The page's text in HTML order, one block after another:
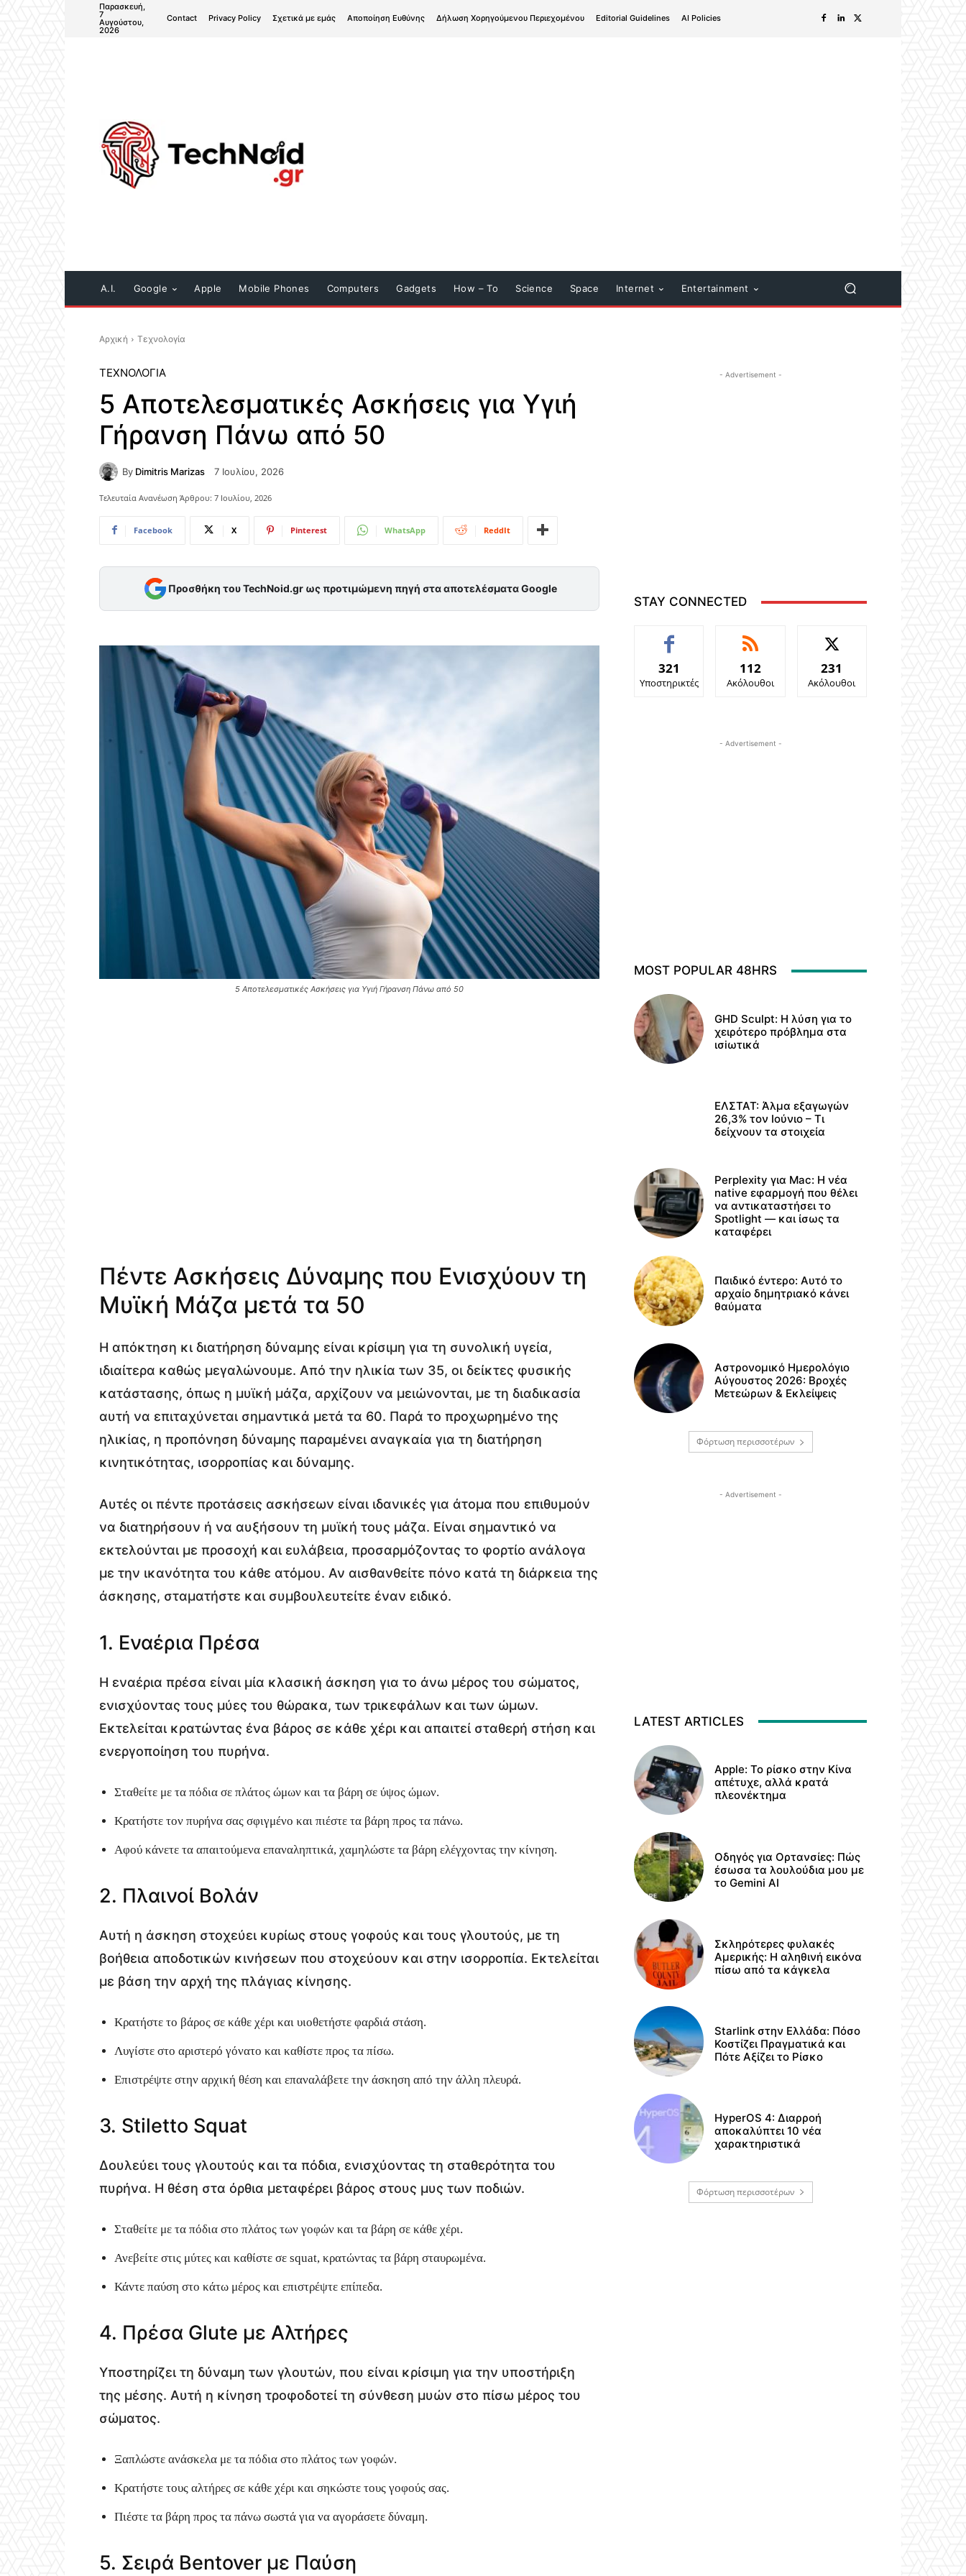
Παρασκευή,
7
Αυγούστου,
2026
Contact Privacy Policy Σχετικά με εμάς Αποποίηση Ευθύνης Δήλωση Χορηγούμενου Περιεχομένου Editorial Guidelines AI Policies
A.I. Google Apple Mobile Phones Computers Gadgets How – To Science Space Internet Entertainment
Αρχική Τεχνολογία
ΤΕΧΝΟΛΟΓΊΑ
5 Αποτελεσματικές Ασκήσεις για Υγιή
Γήρανση Πάνω από 50
By Dimitris Marizas 7 Ιουλίου, 2026
Τελευταία Ανανέωση Άρθρου: 7 Ιουλίου, 2026
Facebook X Pinterest WhatsApp ReddIt
Προσθήκη του TechNoid.gr ως προτιμώμενη πηγή στα αποτελέσματα Google
5 Αποτελεσματικές Ασκήσεις για Υγιή Γήρανση Πάνω από 50
Πέντε Ασκήσεις Δύναμης που Ενισχύουν τη
Μυϊκή Μάζα μετά τα 50
Η απόκτηση κι διατήρηση δύναμης είναι κρίσιμη για τη συνολική υγεία,
ιδιαίτερα καθώς μεγαλώνουμε. Από την ηλικία των 35, οι δείκτες φυσικής
κατάστασης, όπως η μυϊκή μάζα, αρχίζουν να μειώνονται, με τη διαδικασία
αυτή να επιταχύνεται σημαντικά μετά τα 60. Παρά το προχωρημένο της
ηλικίας, η προπόνηση δύναμης παραμένει αναγκαία για τη διατήρηση
κινητικότητας, ισορροπίας και δύναμης.
Αυτές οι πέντε προτάσεις ασκήσεων είναι ιδανικές για άτομα που επιθυμούν
να διατηρήσουν ή να αυξήσουν τη μυϊκή τους μάζα. Είναι σημαντικό να
εκτελούνται με προσοχή και ευλάβεια, προσαρμόζοντας το φορτίο ανάλογα
με την ικανότητα του κάθε ατόμου. Αν αισθανθείτε πόνο κατά τη διάρκεια της
άσκησης, σταματήστε και συμβουλευτείτε έναν ειδικό.
1. Εναέρια Πρέσα
Η εναέρια πρέσα είναι μία κλασική άσκηση για το άνω μέρος του σώματος,
ενισχύοντας τους μύες του θώρακα, των τρικεφάλων και των ώμων.
Εκτελείται κρατώντας ένα βάρος σε κάθε χέρι και απαιτεί σταθερή στήση και
ενεργοποίηση του πυρήνα.
Σταθείτε με τα πόδια σε πλάτος ώμων και τα βάρη σε ύψος ώμων.
Κρατήστε τον πυρήνα σας σφιγμένο και πιέστε τα βάρη προς τα πάνω.
Αφού κάνετε τα απαιτούμενα επαναληπτικά, χαμηλώστε τα βάρη ελέγχοντας την κίνηση.
2. Πλαινοί Βολάν
Αυτή η άσκηση στοχεύει κυρίως στους γοφούς και τους γλουτούς, με τη
βοήθεια αποδοτικών κινήσεων που στοχεύουν και στην ισορροπία. Εκτελείται
με βάση την αρχή της πλάγιας κίνησης.
Κρατήστε το βάρος σε κάθε χέρι και υιοθετήστε φαρδιά στάση.
Λυγίστε στο αριστερό γόνατο και καθίστε προς τα πίσω.
Επιστρέψτε στην αρχική θέση και επαναλάβετε την άσκηση από την άλλη πλευρά.
3. Stiletto Squat
Δουλεύει τους γλουτούς και τα πόδια, ενισχύοντας τη σταθερότητα του
πυρήνα. Η θέση στα όρθια μεταφέρει βάρος στους μυς των ποδιών.
Σταθείτε με τα πόδια στο πλάτος των γοφών και τα βάρη σε κάθε χέρι.
Ανεβείτε στις μύτες και καθίστε σε squat, κρατώντας τα βάρη σταυρωμένα.
Κάντε παύση στο κάτω μέρος και επιστρέψτε επίπεδα.
4. Πρέσα Glute με Αλτήρες
Υποστηρίζει τη δύναμη των γλουτών, που είναι κρίσιμη για την υποστήριξη
της μέσης. Αυτή η κίνηση τροφοδοτεί τη σύνθεση μυών στο πίσω μέρος του
σώματος.
Ξαπλώστε ανάσκελα με τα πόδια στο πλάτος των γοφών.
Κρατήστε τους αλτήρες σε κάθε χέρι και σηκώστε τους γοφούς σας.
Πιέστε τα βάρη προς τα πάνω σωστά για να αγοράσετε δύναμη.
5. Σειρά Bentover με Παύση
- Advertisement -
STAY CONNECTED
321
Υποστηρικτές
112
Ακόλουθοι
231
Ακόλουθοι
- Advertisement -
MOST POPULAR 48HRS
GHD Sculpt: Η λύση για το
χειρότερο πρόβλημα στα
ισiωτικά
ΕΛΣΤΑΤ: Άλμα εξαγωγών
26,3% τον Ιούνιο – Τι
δείχνουν τα στοιχεία
Perplexity για Mac: Η νέα
native εφαρμογή που θέλει
να αντικαταστήσει το
Spotlight — και ίσως τα
καταφέρει
Παιδικό έντερο: Αυτό το
αρχαίο δημητριακό κάνει
θαύματα
Αστρονομικό Ημερολόγιο
Αύγουστος 2026: Βροχές
Μετεώρων & Εκλείψεις
Φόρτωση περισσοτέρων
- Advertisement -
LATEST ARTICLES
Apple: Το ρίσκο στην Κίνα
απέτυχε, αλλά κρατά
πλεονέκτημα
Οδηγός για Ορτανσίες: Πώς
έσωσα τα λουλούδια μου με
το Gemini AI
Σκληρότερες φυλακές
Αμερικής: Η αληθινή εικόνα
πίσω από τα κάγκελα
Starlink στην Ελλάδα: Πόσο
Κοστίζει Πραγματικά και
Πότε Αξίζει το Ρίσκο
HyperOS 4: Διαρροή
αποκαλύπτει 10 νέα
χαρακτηριστικά
Φόρτωση περισσοτέρων